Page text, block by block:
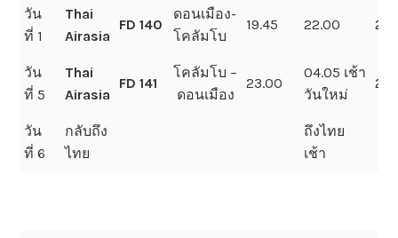
วัน
ที่ 1
Thai
Airasia
FD 140
ดอนเมือง-
โคลัมโบ
19.45 22.00 20
วัน
ที่ 5
Thai
Airasia
FD 141
โคลัมโบ –
ดอนเมือง
23.00
04.05 เช้า
วันใหม่
20
วัน
ที่ 6
กลับถึง
ไทย
ถึงไทย
เช้า